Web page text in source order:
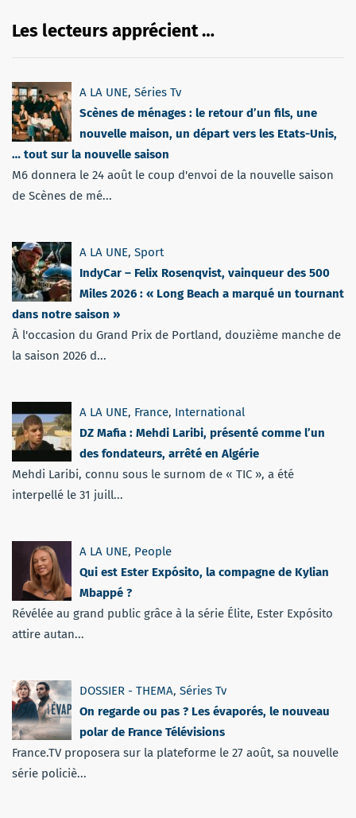
Les lecteurs apprécient …
A LA UNE, Séries Tv
Scènes de ménages : le retour d’un fils, une
nouvelle maison, un départ vers les Etats-Unis,
… tout sur la nouvelle saison
M6 donnera le 24 août le coup d'envoi de la nouvelle saison
de Scènes de mé...
A LA UNE, Sport
IndyCar – Felix Rosenqvist, vainqueur des 500
Miles 2026 : « Long Beach a marqué un tournant
dans notre saison »
À l'occasion du Grand Prix de Portland, douzième manche de
la saison 2026 d...
A LA UNE, France, International
DZ Mafia : Mehdi Laribi, présenté comme l’un
des fondateurs, arrêté en Algérie
Mehdi Laribi, connu sous le surnom de « TIC », a été
interpellé le 31 juill...
A LA UNE, People
Qui est Ester Expósito, la compagne de Kylian
Mbappé ?
Révélée au grand public grâce à la série Élite, Ester Expósito
attire autan...
DOSSIER - THEMA, Séries Tv
On regarde ou pas ? Les évaporés, le nouveau
polar de France Télévisions
France.TV proposera sur la plateforme le 27 août, sa nouvelle
série policiè...